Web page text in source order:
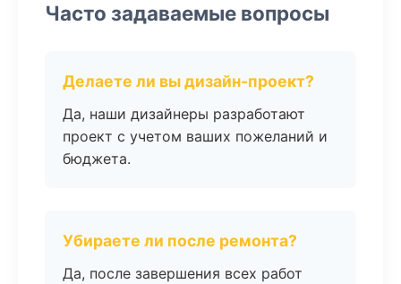
Часто задаваемые вопросы
Делаете ли вы дизайн-проект?
Да, наши дизайнеры разработают
проект с учетом ваших пожеланий и
бюджета.
Убираете ли после ремонта?
Да, после завершения всех работ